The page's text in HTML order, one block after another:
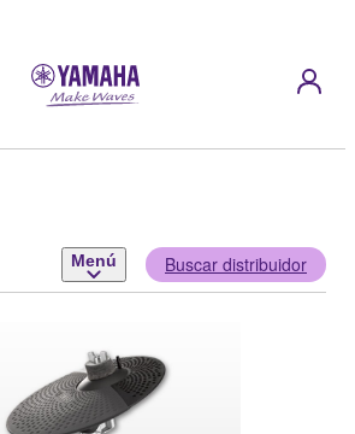
Menú Buscar distribuidor